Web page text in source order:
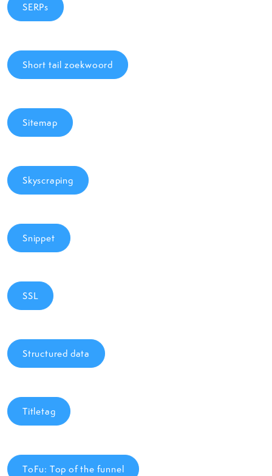
SERPs
Short tail zoekwoord
Sitemap
Skyscraping
Snippet
SSL
Structured data
Titletag
ToFu: Top of the funnel